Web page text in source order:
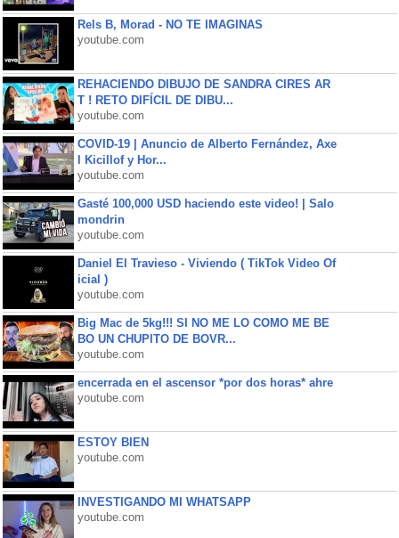
Rels B, Morad - NO TE IMAGINAS
youtube.com
REHACIENDO DIBUJO DE SANDRA CIRES AR
T ! RETO DIFÍCIL DE DIBU...
youtube.com
COVID-19 | Anuncio de Alberto Fernández, Axe
l Kicillof y Hor...
youtube.com
Gasté 100,000 USD haciendo este video! | Salo
mondrin
youtube.com
Daniel El Travieso - Viviendo ( TikTok Video Of
icial )
youtube.com
Big Mac de 5kg!!! SI NO ME LO COMO ME BE
BO UN CHUPITO DE BOVR...
youtube.com
encerrada en el ascensor *por dos horas* ahre
youtube.com
ESTOY BIEN
youtube.com
INVESTIGANDO MI WHATSAPP
youtube.com